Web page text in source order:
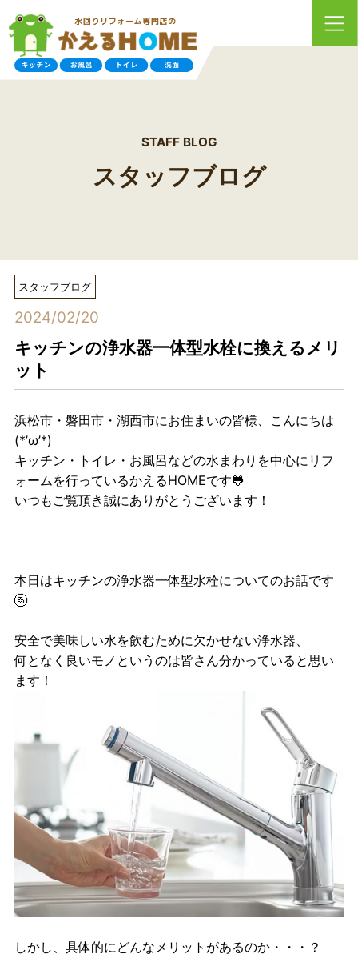
STAFF BLOG
スタッフブログ
スタッフブログ
2024/02/20
キッチンの浄水器一体型水栓に換えるメリ
ット
浜松市・磐田市・湖西市にお住まいの皆様、こんにちは
(*’ω’*)
キッチン・トイレ・お風呂などの水まわりを中心にリフ
ォームを行っているかえるHOMEです🐸
いつもご覧頂き誠にありがとうございます！
本日はキッチンの浄水器一体型水栓についてのお話です
🚰
安全で美味しい水を飲むために欠かせない浄水器、
何となく良いモノというのは皆さん分かっていると思い
ます！
しかし、具体的にどんなメリットがあるのか・・・？